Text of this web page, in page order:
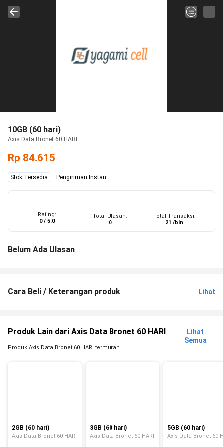
10GB (60 hari)
Axis Data Bronet 60 HARI
Rp 84.615
Stok Tersedia Pengiriman Instan
Rating:
0 / 5.0
Total Ulasan:
0
Total Transaksi:
21 /bln
Belum Ada Ulasan
Cara Beli / Keterangan produk Lihat
Produk Lain dari Axis Data Bronet 60 HARI
Lihat
Semua
Produk Axis Data Bronet 60 HARI termurah !
2GB (60 hari)
Axis Data Bronet 60 HARI
3GB (60 hari)
Axis Data Bronet 60 HARI
5GB (60 hari)
Axis Data Bronet 60